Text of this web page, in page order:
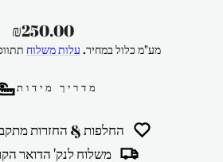
מחיר
רגיל
₪250.00
מע"מ כלול במחיר. עלות משלוח
מדריך מידות
החלפות & החזרות
משלוח לנק' הדואר